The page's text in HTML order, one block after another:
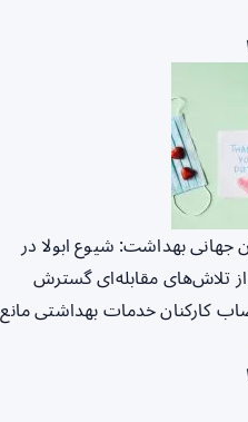
جهانی بهداشت: شیوع ابولا در
از تلاش‌های مقابله‌ای گسترش
کارکنان خدمات بهداشتی مانع